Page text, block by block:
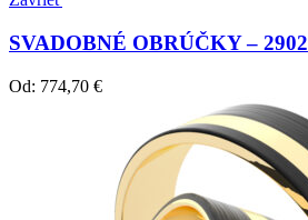
SVADOBNÉ OBRÚČKY – 2902
Od: 774,70 €